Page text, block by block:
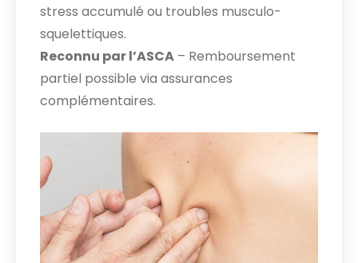
stress accumulé ou troubles musculo-
squelettiques.
Reconnu par l’ASCA – Remboursement
partiel possible via assurances
complémentaires.